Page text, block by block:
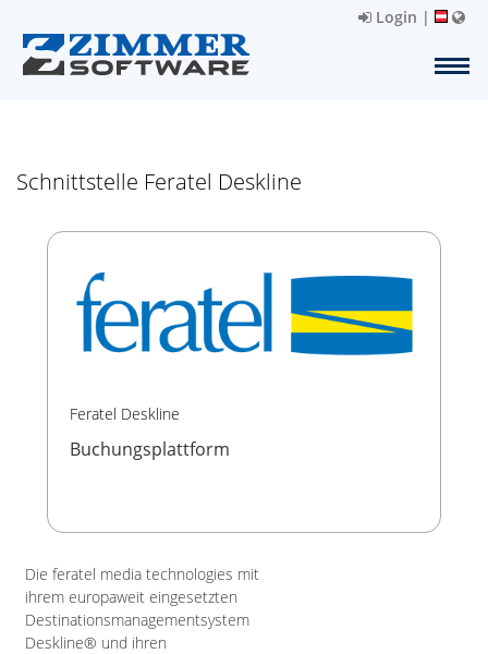
Login |
Schnittstelle Feratel Deskline
Feratel Deskline
Buchungsplattform
Die feratel media technologies mit
ihrem europaweit eingesetzten
Destinationsmanagementsystem
Deskline® und ihren